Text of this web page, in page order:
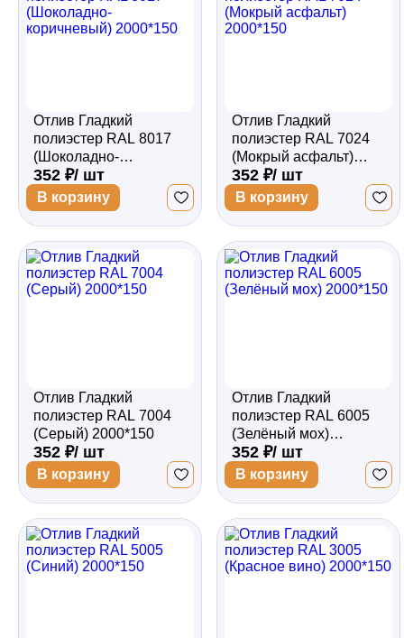
Отлив Гладкий
полиэстер RAL 8017
(Шоколадно-
коричневый) 2000*150
352 ₽/ шт
В корзину
Отлив Гладкий
полиэстер RAL 7024
(Мокрый асфальт)
2000*150
352 ₽/ шт
В корзину
Отлив Гладкий
полиэстер RAL 7004
(Серый) 2000*150
352 ₽/ шт
В корзину
Отлив Гладкий
полиэстер RAL 6005
(Зелёный мох)
2000*150
352 ₽/ шт
В корзину